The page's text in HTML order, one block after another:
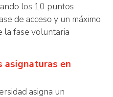
los 10 puntos
de acceso y un máximo
la fase voluntaria
asignaturas en
asigna un